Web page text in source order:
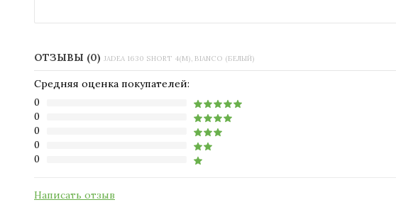
ОТЗЫВЫ (0) JADEA 1630 SHORT 4(M), BIANCO (БЕЛЫЙ)
Средняя оценка покупателей:
0
0
0
0
0
Написать отзыв